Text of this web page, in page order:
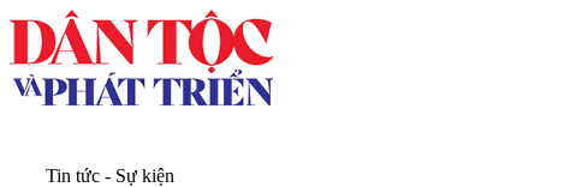
Tin tức - Sự kiện